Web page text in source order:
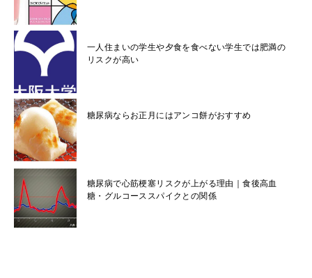
一人住まいの学生や夕食を食べない学生では肥満の
リスクが高い
糖尿病ならお正月にはアンコ餅がおすすめ
糖尿病で心筋梗塞リスクが上がる理由｜食後高血
糖・グルコーススパイクとの関係